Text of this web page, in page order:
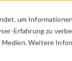
um
Erfahrung zu
Weitere